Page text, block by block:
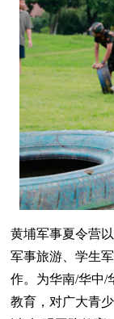
黄埔军事夏令营
军事旅游、学生
作。为华南/华中/
教育，对广大青